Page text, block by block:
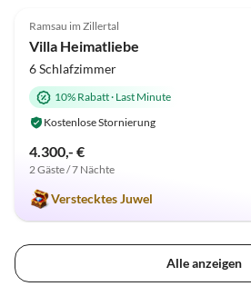
Ramsau im Zillertal
Villa Heimatliebe
6 Schlafzimmer
10% Rabatt· Last Minute
Kostenlose Stornierung
4.300,- €
2 Gäste / 7 Nächte
Verstecktes Juwel
Alle anzeigen